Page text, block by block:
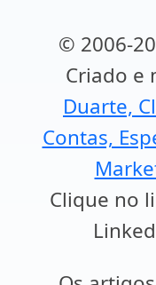
© 2006-
Criado e
Duarte,
Contas,
Clique no